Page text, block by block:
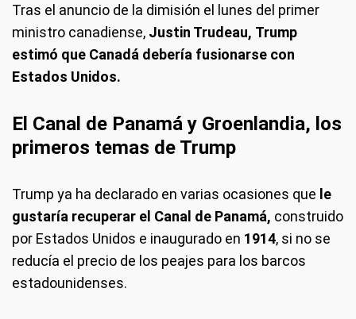
Tras el anuncio de la dimisión el lunes del primer
ministro canadiense, Justin Trudeau, Trump
estimó que Canadá debería fusionarse con
Estados Unidos.
El Canal de Panamá y Groenlandia, los
primeros temas de Trump
Trump ya ha declarado en varias ocasiones que le
gustaría recuperar el Canal de Panamá, construido
por Estados Unidos e inaugurado en 1914, si no se
reducía el precio de los peajes para los barcos
estadounidenses.